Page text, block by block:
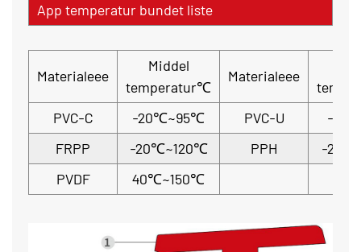
App temperatur bundet liste
Materialeee
Middel
temperatur℃
Materialeee
PVC-C
-20℃~95℃ PVC-U
-
FRPP
-20℃~120℃ PPH
-
PVDF
40℃~150℃